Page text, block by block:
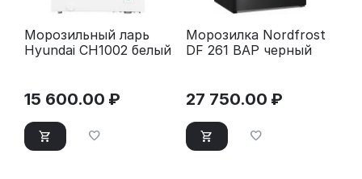
Морозильный ларь
Hyundai CH1002 белый
15 600.00 ₽
Морозилка Nordfrost
DF 261 BAP черный
27 750.00 ₽